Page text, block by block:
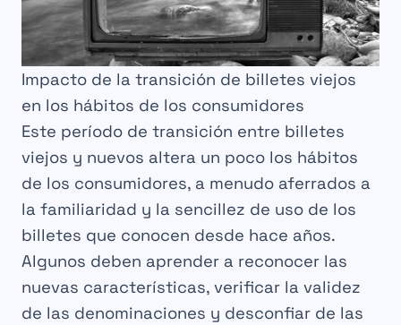
Impacto de la transición de billetes viejos
en los hábitos de los consumidores
Este período de transición entre billetes
viejos y nuevos altera un poco los hábitos
de los consumidores, a menudo aferrados a
la familiaridad y la sencillez de uso de los
billetes que conocen desde hace años.
Algunos deben aprender a reconocer las
nuevas características, verificar la validez
de las denominaciones y desconfiar de las